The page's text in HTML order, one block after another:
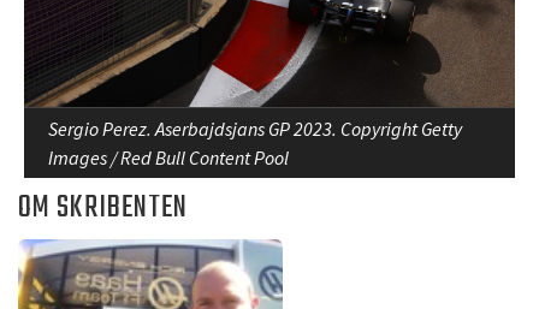
Sergio Perez. Aserbajdsjans GP 2023. Copyright Getty
Images / Red Bull Content Pool
OM SKRIBENTEN